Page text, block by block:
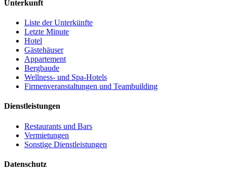
Unterkunft
Liste der Unterkünfte
Letzte Minute
Hotel
Gästehäuser
Appartement
Bergbaude
Wellness- und Spa-Hotels
Firmenveranstaltungen und Teambuilding
Dienstleistungen
Restaurants und Bars
Vermietungen
Sonstige Dienstleistungen
Datenschutz